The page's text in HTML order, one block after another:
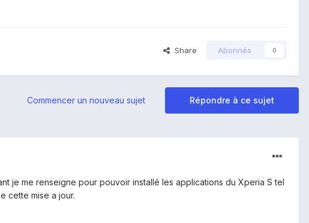
Share Abonnés 0
Répondre à ce sujet
Commencer un nouveau sujet
je me renseigne pour pouvoir installé les applications du Xperia S tel
cette mise a jour.